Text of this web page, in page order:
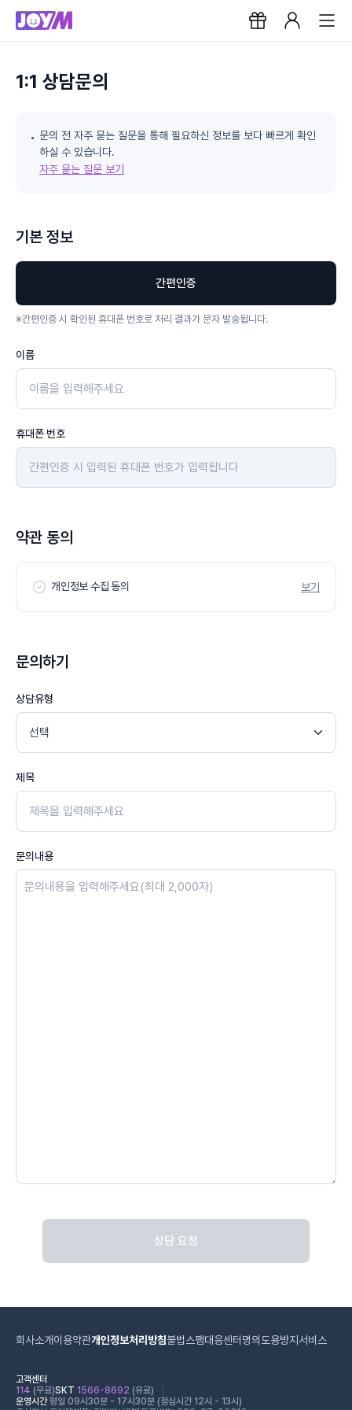
1:1 상담문의
문의 전 자주 묻는 질문을 통해 필요하신 정보를 보다 빠르게 확인
하실 수 있습니다.
자주 묻는 질문 보기
기본 정보
간편인증
※간편인증 시 확인된 휴대폰 번호로 처리 결과가 문자 발송됩니다.
이름
휴대폰 번호
약관 동의
개인정보 수집 동의 보기
문의하기
상담유형
제목
문의내용
상담 요청
회사소개이용약관개인정보처리방침불법스팸대응센터 명의도용방지서비스
고객센터
114 (무료)SKT 1566-8692 (유료)
운영시간평일 09시30분 - 17시30분 (점심시간 12시 - 13시)